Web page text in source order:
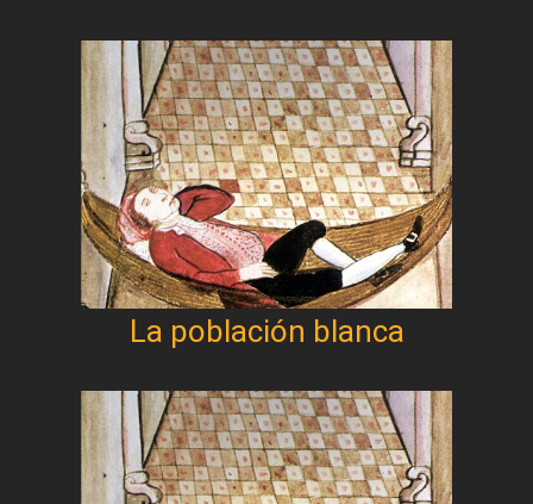
La población blanca